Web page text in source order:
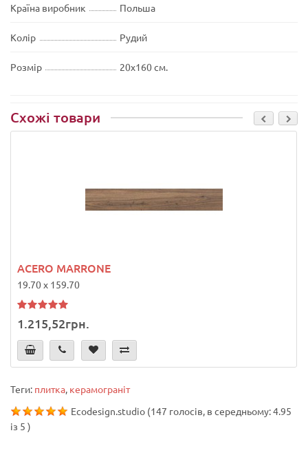
Країна виробник Польша
Колір Рудий
Розмір 20х160 см.
Схожі товари
ACERO MARRONE
19.70 x 159.70
1.215,52грн.
Теги: плитка, керамограніт
Ecodesign.studio (147 голосів, в середньому:4.95
із 5 )